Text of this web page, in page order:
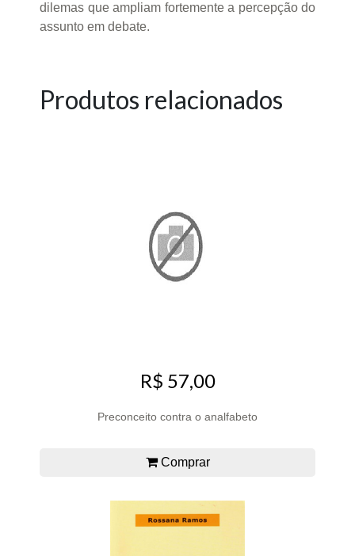
dilemas que ampliam fortemente a percepção do
assunto em debate.
Produtos relacionados
R$ 57,00
Preconceito contra o analfabeto
Comprar